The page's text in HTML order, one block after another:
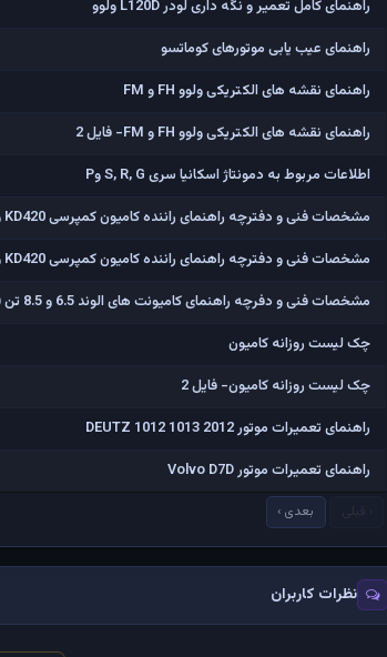
راهنمای کامل تعمیر و نگه داری لودر L120D ولوو
راهنمای عیب یابی موتورهای کوماتسو
راهنمای نقشه های الکتریکی ولوو FH و FM
راهنمای نقشه های الکتریکی ولوو FH و FM- فایل 2
اطلاعات مربوط به دمونتاژ اسکانیا سری S, R, G وP
مشخصات فنی و دفترچه راهنمای راننده کامیون کمپرسی KD420 و کشنده KT420 کاوه
مشخصات فنی و دفترچه راهنمای راننده کامیون کمپرسی KD420 و کشنده KT420 کاوه- فایل 2
مشخصات فنی و دفرچه راهنمای کامیونت های الوند 6.5 و 8.5 تن (فوتون)
چک لیست روزانه کامیون
چک لیست روزانه کامیون- فایل 2
راهنمای تعمیرات موتور DEUTZ 1012 1013 2012
راهنمای تعمیرات موتور Volvo D7D
بعدی ›
نظرات کاربران